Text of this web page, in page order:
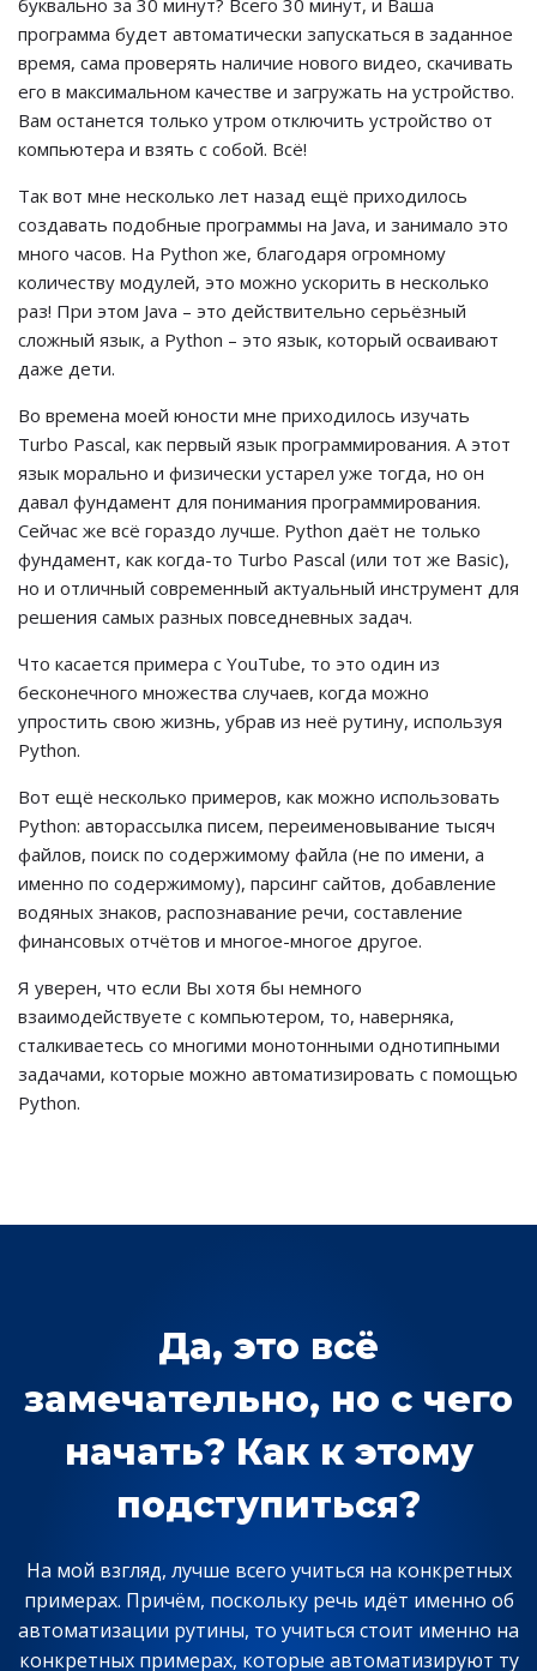
буквально за 30 минут? Всего 30 минут, и Ваша
программа будет автоматически запускаться в заданное
время, сама проверять наличие нового видео, скачивать
его в максимальном качестве и загружать на устройство.
Вам останется только утром отключить устройство от
компьютера и взять с собой. Всё!
Так вот мне несколько лет назад ещё приходилось
создавать подобные программы на Java, и занимало это
много часов. На Python же, благодаря огромному
количеству модулей, это можно ускорить в несколько
раз! При этом Java – это действительно серьёзный
сложный язык, а Python – это язык, который осваивают
даже дети.
Во времена моей юности мне приходилось изучать
Turbo Pascal, как первый язык программирования. А этот
язык морально и физически устарел уже тогда, но он
давал фундамент для понимания программирования.
Сейчас же всё гораздо лучше. Python даёт не только
фундамент, как когда-то Turbo Pascal (или тот же Basic),
но и отличный современный актуальный инструмент для
решения самых разных повседневных задач.
Что касается примера с YouTube, то это один из
бесконечного множества случаев, когда можно
упростить свою жизнь, убрав из неё рутину, используя
Python.
Вот ещё несколько примеров, как можно использовать
Python: авторассылка писем, переименовывание тысяч
файлов, поиск по содержимому файла (не по имени, а
именно по содержимому), парсинг сайтов, добавление
водяных знаков, распознавание речи, составление
финансовых отчётов и многое-многое другое.
Я уверен, что если Вы хотя бы немного
взаимодействуете с компьютером, то, наверняка,
сталкиваетесь со многими монотонными однотипными
задачами, которые можно автоматизировать с помощью
Python.
Да, это всё
замечательно, но с чего
начать? Как к этому
подступиться?
На мой взгляд, лучше всего учиться на конкретных
примерах. Причём, поскольку речь идёт именно об
автоматизации рутины, то учиться стоит именно на
конкретных примерах, которые автоматизируют ту